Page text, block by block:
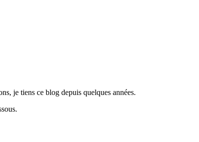
je tiens ce blog depuis quelques années.